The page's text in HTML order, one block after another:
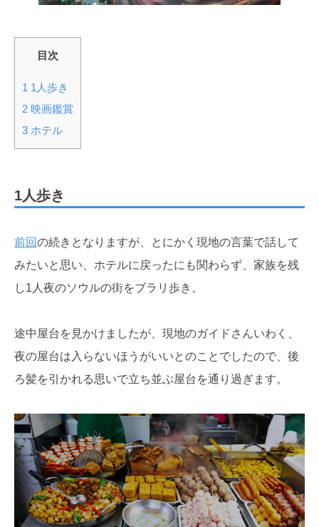
目次
1 1人歩き
2 映画鑑賞
3 ホテル
1人歩き
前回の続きとなりますが、とにかく現地の言葉で話して
みたいと思い、ホテルに戻ったにも関わらず、家族を残
し1人夜のソウルの街をブラリ歩き。
途中屋台を見かけましたが、現地のガイドさんいわく、
夜の屋台は入らないほうがいいとのことでしたので、後
ろ髪を引かれる思いで立ち並ぶ屋台を通り過ぎます。